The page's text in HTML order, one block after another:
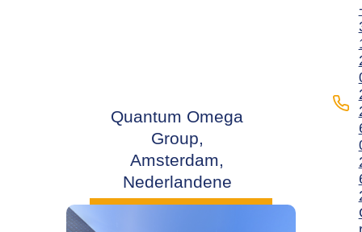
Quantum Omega
Group,
Amsterdam,
Nederlandene